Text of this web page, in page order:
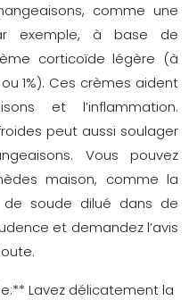
comme une
exemple, à base de
corticoïde légère (à
1%). Ces crèmes aident
et l’inflammation.
peut aussi soulager
Vous pouvez
maison, comme la
soude dilué dans de
et demandez l’avis
Lavez délicatement la